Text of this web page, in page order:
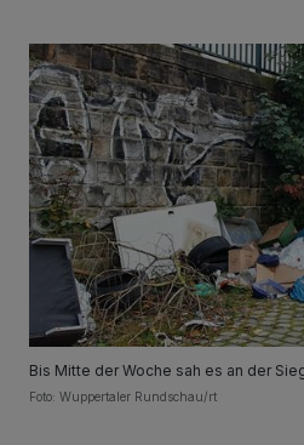
Bis Mitte der Woche sah es an der
Foto: Wuppertaler Rundschau/rt